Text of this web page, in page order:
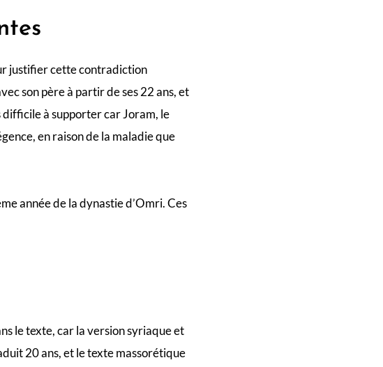
justifier cette contradiction
son père à partir de ses 22 ans, et
difficile à supporter car Joram, le
en raison de la maladie que
année de la dynastie d’Omri. Ces
le texte, car la version syriaque et
20 ans, et le texte massorétique